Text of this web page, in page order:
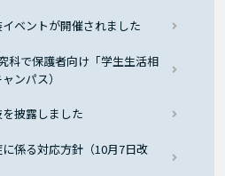
ベントが開催されました
科で保護者向け「学生生活相
ンパス）
披露しました
係る対応方針（10月7日改